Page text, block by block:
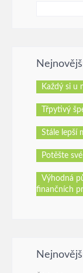
Každý si u
Třpytivý
Stále lepší
Potěšte
Výhodná
finančních